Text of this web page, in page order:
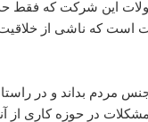
که ناشی از خلاقیت
مردم بداند و در
در حوزه کاری از